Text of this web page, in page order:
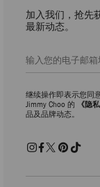
加入我们，抢先
最新动态。
继续操作即表示您同
Jimmy Choo 的
《隐
品及品牌动态。